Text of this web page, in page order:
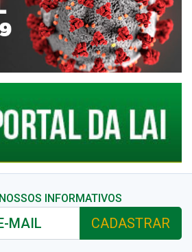
INFORMATIVOS
CADASTRAR